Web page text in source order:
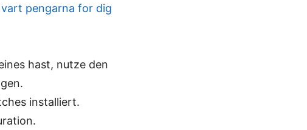
pengarna for dig
hast, nutze den
installiert.